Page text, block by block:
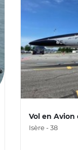
Vol en Avion
Isère - 38